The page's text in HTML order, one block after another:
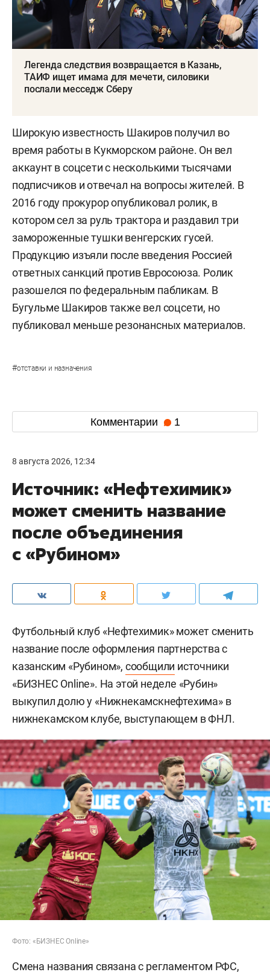
Легенда следствия возвращается в Казань,
ТАИФ ищет имама для мечети, силовики
послали месседж Сберу
Широкую известность Шакиров получил во
время работы в Кукморском районе. Он вел
аккаунт в соцсети с несколькими тысячами
подписчиков и отвечал на вопросы жителей. В
2016 году прокурор опубликовал ролик, в
котором сел за руль трактора и раздавил три
замороженные тушки венгерских гусей.
Продукцию изъяли после введения Россией
ответных санкций против Евросоюза. Ролик
разошелся по федеральным пабликам. В
Бугульме Шакиров также вел соцсети, но
публиковал меньше резонансных материалов.
#отставки и назначения
Комментарии 1
8 августа 2026, 12:34
Источник: «Нефтехимик»
может сменить название
после объединения
с «Рубином»
Футбольный клуб «Нефтехимик» может сменить
название после оформления партнерства с
казанским «Рубином», сообщили источники
«БИЗНЕС Online». На этой неделе «Рубин»
выкупил долю у «Нижнекамскнефтехима» в
нижнекамском клубе, выступающем в ФНЛ.
Фото: «БИЗНЕС Online»
Смена названия связана с регламентом РФС,